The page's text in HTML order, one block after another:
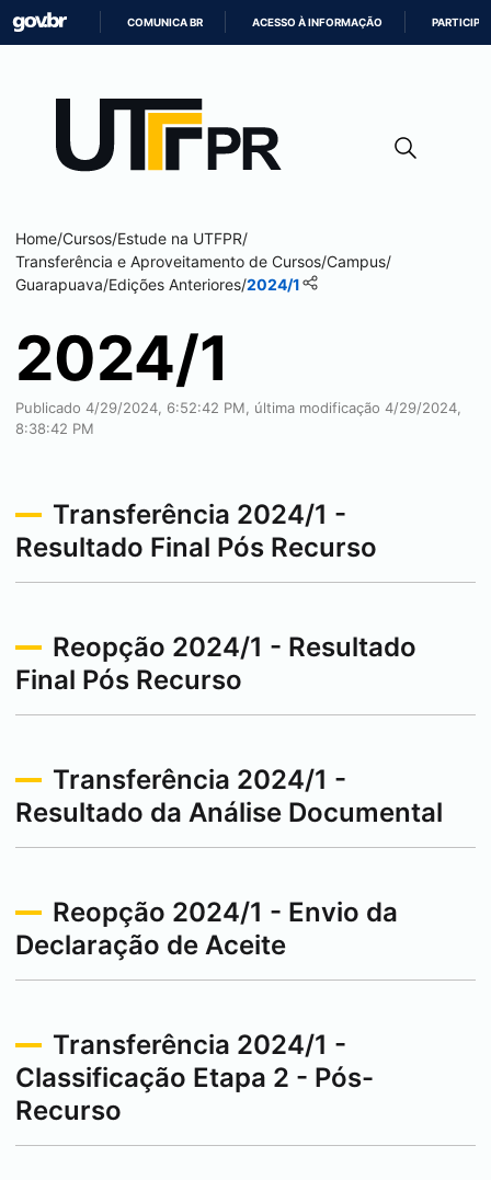
CONTEÚDO
COMUNICA BR ACESSO À INFORMAÇÃO PARTICIPE
Home/Cursos/Estude na UTFPR/
Transferência e Aproveitamento de Cursos/Campus/
Guarapuava/Edições Anteriores/2024/1
2024/1
Publicado 4/29/2024, 6:52:42 PM, última modificação 4/29/2024,
8:38:42 PM
Transferência 2024/1 -
Resultado Final Pós Recurso
Reopção 2024/1 - Resultado
Final Pós Recurso
Transferência 2024/1 -
Resultado da Análise Documental
Reopção 2024/1 - Envio da
Declaração de Aceite
Transferência 2024/1 -
Classificação Etapa 2 - Pós-
Recurso